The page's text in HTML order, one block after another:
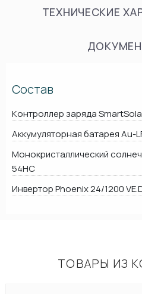
ТЕХНИЧЕСКИЕ
Состав
Контроллер заряда
Аккумуляторная батарея Au-
Монокристаллический
54HC
Инвертор Phoenix 24/1200
ТОВАРЫ ИЗ